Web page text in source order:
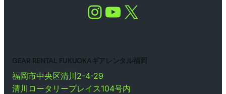
Instagram YouTube X
GEAR RENTAL FUKUOKAギアレンタル福岡
福岡市中央区清川2-4-29
清川ロータリープレイス104号内